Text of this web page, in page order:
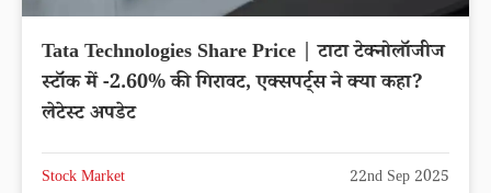
Tata Technologies Share Price | टाटा टेक्नोलॉजीज
स्टॉक में -2.60% की गिरावट, एक्सपर्ट्स ने क्या कहा?
लेटेस्ट अपडेट
Stock Market 22nd Sep 2025